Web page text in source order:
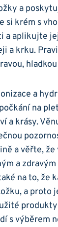
a
si‌ krém s
a ⁤aplikujte
a krku.
a
na
a krásy.
a věřte, že
a
na ​to, že​
a proto‍
s výběrem